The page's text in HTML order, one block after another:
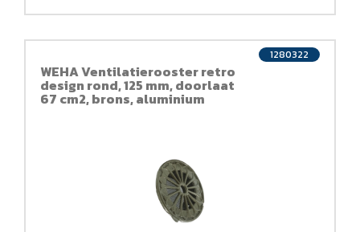
WEHA Ventilatierooster retro
design rond, 125 mm, doorlaat
67 cm2, brons, aluminium
1280322